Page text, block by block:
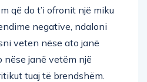
që do t’i ofronit një miku
negative, ndaloni
veten nëse ato janë
janë vetëm një
tuaj të brendshëm.